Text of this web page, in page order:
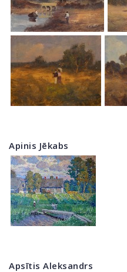
Apinis Jēkabs
Apsītis Aleksandrs